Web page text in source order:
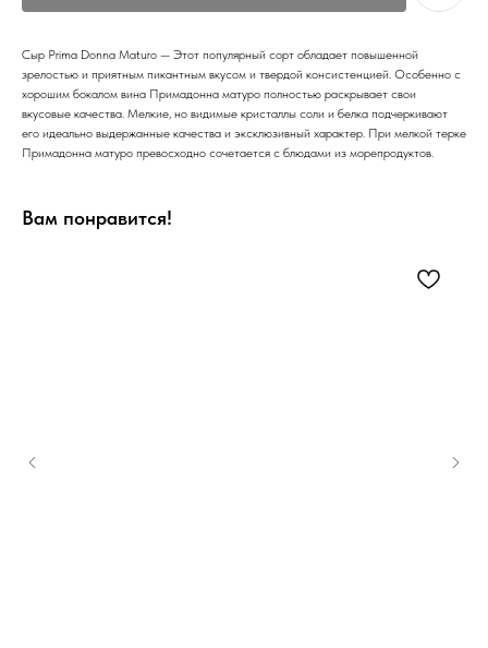
Сыр Prima Donna Maturo — Этот популярный сорт обладает повышенной
зрелостью и приятным пикантным вкусом и твердой консистенцией. Особенно с
хорошим бокалом вина Примадонна матуро полностью раскрывает свои
вкусовые качества. Мелкие, но видимые кристаллы соли и белка подчеркивают
его идеально выдержанные качества и эксклюзивный характер. При мелкой терке
Примадонна матуро превосходно сочетается с блюдами из морепродуктов.
Вам понравится!